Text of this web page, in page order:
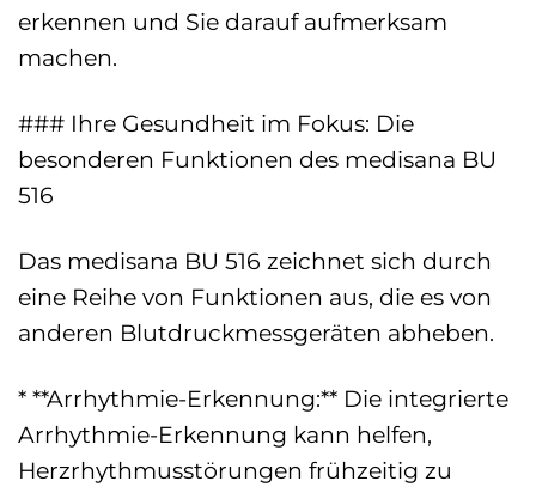
erkennen und Sie darauf aufmerksam
machen.
### Ihre Gesundheit im Fokus: Die
besonderen Funktionen des medisana BU
516
Das medisana BU 516 zeichnet sich durch
eine Reihe von Funktionen aus, die es von
anderen Blutdruckmessgeräten abheben.
* **Arrhythmie-Erkennung:** Die integrierte
Arrhythmie-Erkennung kann helfen,
Herzrhythmusstörungen frühzeitig zu